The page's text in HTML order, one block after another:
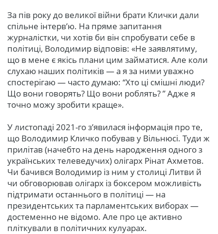
За пів року до великої війни брати Клички дали
спільне інтерв’ю. На пряме запитання
журналістки, чи хотів би він спробувати себе в
політиці, Володимир відповів: «Не заявлятиму,
що в мене є якісь плани цим займатися. Але коли
слухаю наших політиків — а я за ними уважно
спостерігаю — часто думаю: “Хто ці смішні люди?
Що вони говорять? Що вони роблять? ” Адже я
точно можу зробити краще».
У листопаді 2021-го з’явилася інформація про те,
що Володимир Кличко побував у Вільнюсі. Туди ж
прилітав (начебто на день народження одного з
українських телеведучих) олігарх Рінат Ахметов.
Чи бачився Володимир із ним у столиці Литви й
чи обговорював олігарх із боксером можливість
підтримати останнього в політиці — на
президентських та парламентських виборах —
достеменно не відомо. Але про це активно
пліткували в політичних кулуарах.